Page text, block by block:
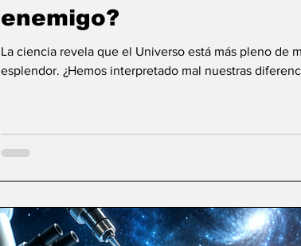
enemigo?
La ciencia revela que el Universo está más pleno de
esplendor. ¿Hemos interpretado mal nuestras